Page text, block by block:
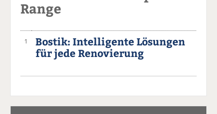
Range
1
Bostik: Intelligente Lösungen
für jede Renovierung